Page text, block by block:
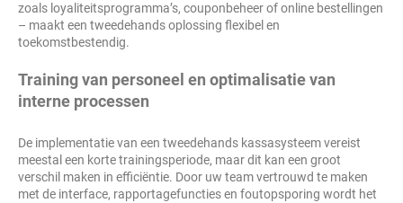
zoals loyaliteitsprogramma’s, couponbeheer of online bestellingen
– maakt een tweedehands oplossing flexibel en
toekomstbestendig.
Training van personeel en optimalisatie van
interne processen
De implementatie van een tweedehands kassasysteem vereist
meestal een korte trainingsperiode, maar dit kan een groot
verschil maken in efficiëntie. Door uw team vertrouwd te maken
met de interface, rapportagefuncties en foutopsporing wordt het